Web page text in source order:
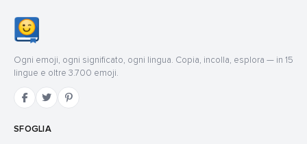
Ogni emoji, ogni significato, ogni lingua. Copia, incolla, esplora — in 15
lingue e oltre 3.700 emoji.
SFOGLIA